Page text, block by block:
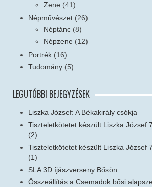
Zene (41)
Népművészet (26)
Néptánc (8)
Népzene (12)
Portrék (16)
Tudomány (5)
LEGUTÓBBI BEJEGYZÉSEK
Liszka József: A Békakirály csókja
Tiszteletkötetet készült Liszka József
(2)
Tiszteletkötetet készült Liszka József
(1)
SLA 3D íjászverseny Bősön
Összeállítás a Csemadok bősi